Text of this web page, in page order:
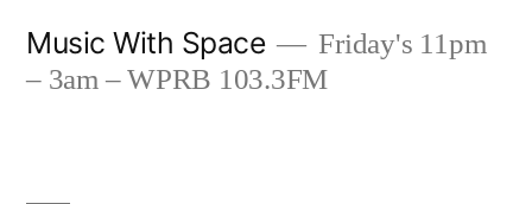
Music With Space
Friday's 11pm
– 3am – WPRB 103.3FM